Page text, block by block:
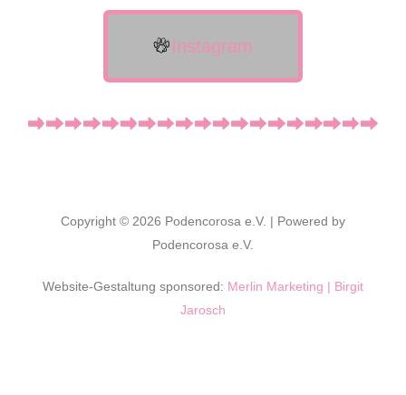
Instagram
Copyright © 2026 Podencorosa e.V. | Powered by
Podencorosa e.V.
Website-Gestaltung sponsored: Merlin Marketing | Birgit
Jarosch